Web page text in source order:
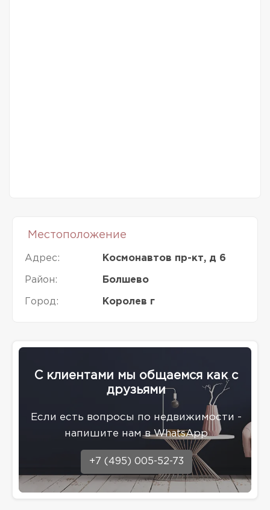
Местоположение
Адрес: Космонавтов пр-кт, д 6
Район: Болшево
Город: Королев г
С клиентами мы общаемся как с
друзьями
Eсли есть вопросы по недвижимости -
напишите нам в WhatsApp
+7 (495) 005-52-73